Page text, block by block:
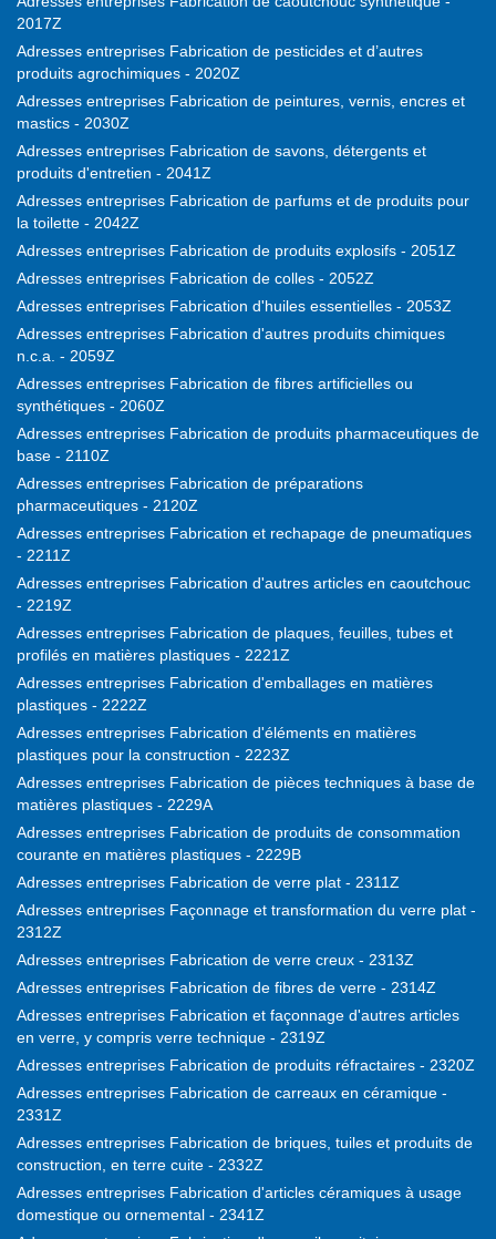
2017Z
Adresses entreprises Fabrication de pesticides et d’autres
produits agrochimiques - 2020Z
Adresses entreprises Fabrication de peintures, vernis, encres et
mastics - 2030Z
Adresses entreprises Fabrication de savons, détergents et
produits d'entretien - 2041Z
Adresses entreprises Fabrication de parfums et de produits pour
la toilette - 2042Z
Adresses entreprises Fabrication de produits explosifs - 2051Z
Adresses entreprises Fabrication de colles - 2052Z
Adresses entreprises Fabrication d'huiles essentielles - 2053Z
Adresses entreprises Fabrication d'autres produits chimiques
n.c.a. - 2059Z
Adresses entreprises Fabrication de fibres artificielles ou
synthétiques - 2060Z
Adresses entreprises Fabrication de produits pharmaceutiques de
base - 2110Z
Adresses entreprises Fabrication de préparations
pharmaceutiques - 2120Z
Adresses entreprises Fabrication et rechapage de pneumatiques
- 2211Z
Adresses entreprises Fabrication d'autres articles en caoutchouc
- 2219Z
Adresses entreprises Fabrication de plaques, feuilles, tubes et
profilés en matières plastiques - 2221Z
Adresses entreprises Fabrication d'emballages en matières
plastiques - 2222Z
Adresses entreprises Fabrication d'éléments en matières
plastiques pour la construction - 2223Z
Adresses entreprises Fabrication de pièces techniques à base de
matières plastiques - 2229A
Adresses entreprises Fabrication de produits de consommation
courante en matières plastiques - 2229B
Adresses entreprises Fabrication de verre plat - 2311Z
Adresses entreprises Façonnage et transformation du verre plat -
2312Z
Adresses entreprises Fabrication de verre creux - 2313Z
Adresses entreprises Fabrication de fibres de verre - 2314Z
Adresses entreprises Fabrication et façonnage d'autres articles
en verre, y compris verre technique - 2319Z
Adresses entreprises Fabrication de produits réfractaires - 2320Z
Adresses entreprises Fabrication de carreaux en céramique -
2331Z
Adresses entreprises Fabrication de briques, tuiles et produits de
construction, en terre cuite - 2332Z
Adresses entreprises Fabrication d'articles céramiques à usage
domestique ou ornemental - 2341Z